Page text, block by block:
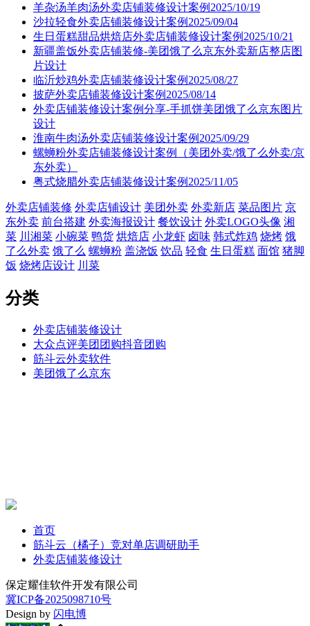
羊杂汤羊肉汤外卖店铺装修设计案例2025/10/19
沙拉轻食外卖店铺装修设计案例2025/09/04
生日蛋糕甜品烘焙店外卖店铺装修设计案例2025/10/21
新疆盖饭外卖店铺装修-美团饿了么京东外卖新店整店图
片设计
临沂炒鸡外卖店铺装修设计案例2025/08/27
披萨外卖店铺装修设计案例2025/08/14
外卖店铺装修设计案例分享-手抓饼美团饿了么京东图片
设计
淮南牛肉汤外卖店铺装修设计案例2025/09/29
螺蛳粉外卖店铺装修设计案例（美团外卖/饿了么外卖/京
东外卖）
粤式烧腊外卖店铺装修设计案例2025/11/05
外卖店铺装修 外卖店铺设计 美团外卖 外卖新店 菜品图片 京
东外卖 前台搭建 外卖海报设计 餐饮设计 外卖LOGO头像 湘
菜 川湘菜 小碗菜 鸭货 烘焙店 小龙虾 卤味 韩式炸鸡 烧烤 饿
了么外卖 饿了么 螺蛳粉 盖浇饭 饮品 轻食 生日蛋糕 面馆 猪脚
饭 烧烤店设计 川菜
分类
外卖店铺装修设计
大众点评美团团购抖音团购
筋斗云外卖软件
美团饿了么京东
首页
筋斗云（橘子）竞对单店调研助手
外卖店铺装修设计
保定耀佳软件开发有限公司
冀ICP备2025098710号
Design by 闪电博